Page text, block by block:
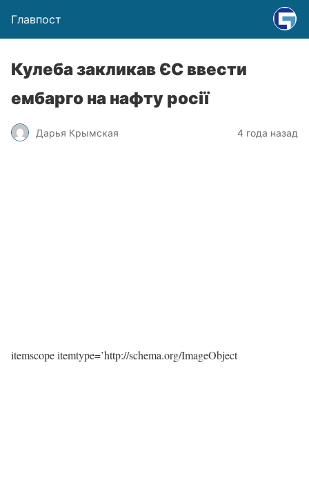
Главпост
Кулеба закликав ЄС ввести
ембарго на нафту росії
Дарья Крымская 4 года назад
itemscope itemtype=’http://schema.org/ImageObject